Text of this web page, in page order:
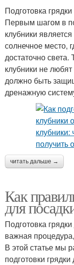
Подготовка
Первым шагом в
клубники
солнечное место,
достаточно
клубники не
должно быть
дренажную
читать дальше →
Как
для
Подготовка
важная
В этой статье мы
подготовки